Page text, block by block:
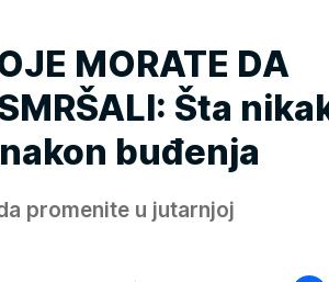
MORATE DA
Šta
buđenja
promenite u jutarnjoj